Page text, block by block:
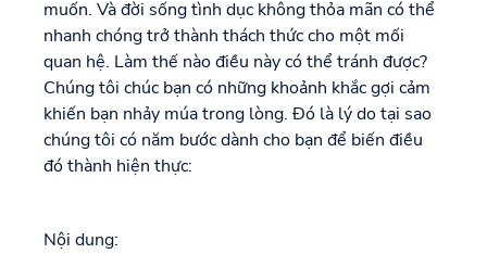
muốn. Và đời sống tình dục không thỏa mãn có thể
nhanh chóng trở thành thách thức cho một mối
quan hệ. Làm thế nào điều này có thể tránh được?
Chúng tôi chúc bạn có những khoảnh khắc gợi cảm
khiến bạn nhảy múa trong lòng. Đó là lý do tại sao
chúng tôi có năm bước dành cho bạn để biến điều
đó thành hiện thực:
Nội dung: